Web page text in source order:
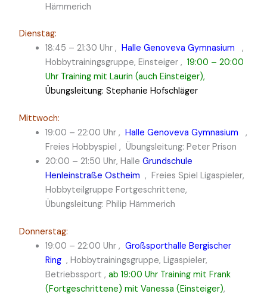
Hämmerich
Dienstag:
18:45 – 21:30 Uhr , Halle Genoveva Gymnasium
,
Hobbytrainingsgruppe, Einsteiger ,19:00 – 20:00
Uhr Training mit Laurin (auch Einsteiger),
Übungsleitung: Stephanie Hofschläger
Mittwoch:
19:00 – 22:00 Uhr ,Halle Genoveva Gymnasium
,
Freies Hobbyspiel , Übungsleitung: Peter Prison
20:00 – 21:50 Uhr, HalleGrundschule
Henleinstraße Ostheim , Freies Spiel Ligaspieler,
Hobbyteilgruppe Fortgeschrittene,
Übungsleitung: Philip Hämmerich
Donnerstag:
19:00 – 22:00 Uhr ,Großsporthalle Bergischer
Ring , Hobbytrainingsgruppe, Ligaspieler,
Betriebssport ,ab 19:00 Uhr Training mit Frank
(Fortgeschrittene) mit Vanessa (Einsteiger),